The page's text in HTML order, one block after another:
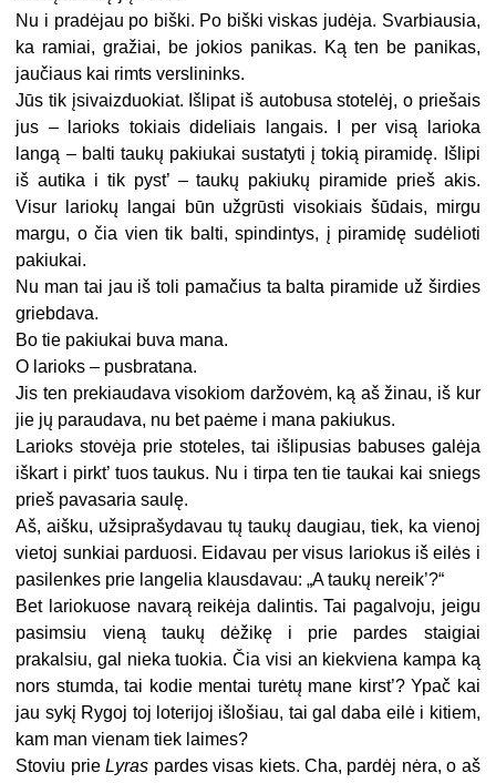
Nu i pradėjau po biški. Po biški viskas judėja. Svarbiausia,
ka ramiai, gražiai, be jokios panikas. Ką ten be panikas,
jaučiaus kai rimts verslininks.
Jūs tik įsivaizduokiat. Išlipat iš autobusa stotelėj, o priešais
jus – larioks tokiais dideliais langais. I per visą larioka
langą – balti taukų pakiukai sustatyti į tokią piramidę. Išlipi
iš autika i tik pyst’ – taukų pakiukų piramide prieš akis.
Visur lariokų langai būn užgrūsti visokiais šūdais, mirgu
margu, o čia vien tik balti, spindintys, į piramidę sudėlioti
pakiukai.
Nu man tai jau iš toli pamačius ta balta piramide už širdies
griebdava.
Bo tie pakiukai buva mana.
O larioks – pusbratana.
Jis ten prekiaudava visokiom daržovėm, ką aš žinau, iš kur
jie jų paraudava, nu bet paėme i mana pakiukus.
Larioks stovėja prie stoteles, tai išlipusias babuses galėja
iškart i pirkt’ tuos taukus. Nu i tirpa ten tie taukai kai sniegs
prieš pavasaria saulę.
Aš, aišku, užsiprašydavau tų taukų daugiau, tiek, ka vienoj
vietoj sunkiai parduosi. Eidavau per visus lariokus iš eilės i
pasilenkes prie langelia klausdavau: „A taukų nereik’?“
Bet lariokuose navarą reikėja dalintis. Tai pagalvoju, jeigu
pasimsiu vieną taukų dėžikę i prie pardes staigiai
prakalsiu, gal nieka tuokia. Čia visi an kiekviena kampa ką
nors stumda, tai kodie mentai turėtų mane kirst’? Ypač kai
jau sykį Rygoj toj loterijoj išlošiau, tai gal daba eilė i kitiem,
kam man vienam tiek laimes?
Stoviu prieLyras pardes visas kiets. Cha, pardėj nėra, o aš